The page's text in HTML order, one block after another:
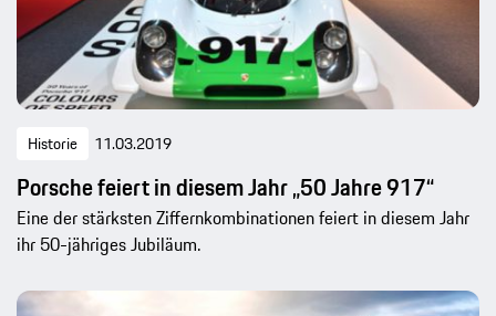
Historie 11.03.2019
Porsche feiert in diesem Jahr „50 Jahre 917“
Eine der stärksten Ziffernkombinationen feiert in diesem Jahr
ihr 50-jähriges Jubiläum.